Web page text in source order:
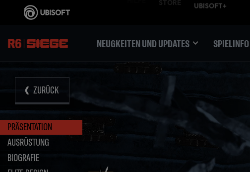
NEUGKEITEN UND UPDATES SPIELINFO
PRÄSENTATION
AUSRÜSTUNG
BIOGRAFIE
ZURÜCK